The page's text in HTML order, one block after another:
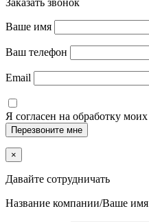
Заказать звонок
Ваше имя
Ваш телефон
Email
Я согласен на обработку моих
×
Давайте сотрудничать
Название компании/Ваше имя